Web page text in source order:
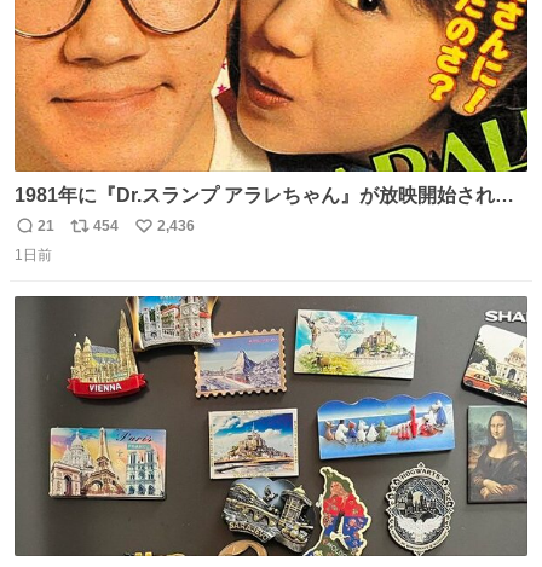
1981年に『Dr.スランプ アラレちゃん』が放映開始された
直後の鳥山明さんと、小山茉美さんです。
返
信
21
リ
数
454
い
数
2,436
1日前